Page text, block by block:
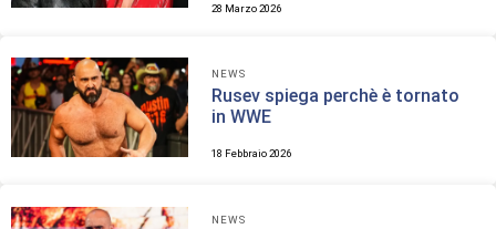
28 Marzo 2026
NEWS
Rusev spiega perchè è tornato
in WWE
18 Febbraio 2026
NEWS